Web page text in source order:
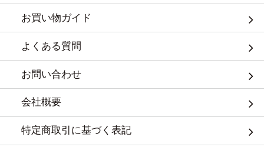
お買い物ガイド
よくある質問
お問い合わせ
会社概要
特定商取引に基づく表記